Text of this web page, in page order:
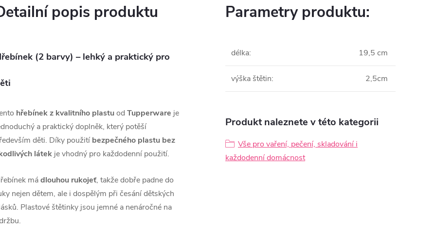
popis produktu
(2 barvy) – lehký a praktický pro
hřebínek z kvalitního plastuod Tupperware je
a praktický doplněk, který potěší
děti. Díky použití bezpečného plastu bez
látek je vhodný pro každodenní použití.
mádlouhou rukojeť, takže dobře padne do
nejen dětem, ale i dospělým při česání dětských
Plastové štětinky jsou jemné a nenáročné na
Parametry produktu:
délka: 19,5 cm
výška štětin: 2,5cm
Produkt naleznete v této kategorii
Vše pro vaření, pečení, skladování i
každodenní domácnost